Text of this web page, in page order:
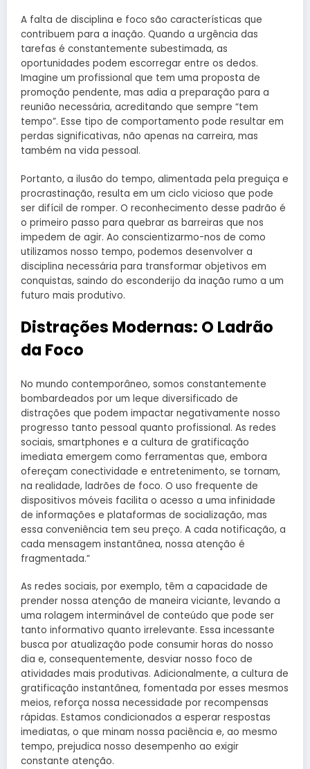
A falta de disciplina e foco são características que
contribuem para a inação. Quando a urgência das
tarefas é constantemente subestimada, as
oportunidades podem escorregar entre os dedos.
Imagine um profissional que tem uma proposta de
promoção pendente, mas adia a preparação para a
reunião necessária, acreditando que sempre “tem
tempo”. Esse tipo de comportamento pode resultar em
perdas significativas, não apenas na carreira, mas
também na vida pessoal.
Portanto, a ilusão do tempo, alimentada pela preguiça e
procrastinação, resulta em um ciclo vicioso que pode
ser difícil de romper. O reconhecimento desse padrão é
o primeiro passo para quebrar as barreiras que nos
impedem de agir. Ao conscientizarmo-nos de como
utilizamos nosso tempo, podemos desenvolver a
disciplina necessária para transformar objetivos em
conquistas, saindo do esconderijo da inação rumo a um
futuro mais produtivo.
Distrações Modernas: O Ladrão
da Foco
No mundo contemporâneo, somos constantemente
bombardeados por um leque diversificado de
distrações que podem impactar negativamente nosso
progresso tanto pessoal quanto profissional. As redes
sociais, smartphones e a cultura de gratificação
imediata emergem como ferramentas que, embora
ofereçam conectividade e entretenimento, se tornam,
na realidade, ladrões de foco. O uso frequente de
dispositivos móveis facilita o acesso a uma infinidade
de informações e plataformas de socialização, mas
essa conveniência tem seu preço. A cada notificação, a
cada mensagem instantânea, nossa atenção é
fragmentada.”
As redes sociais, por exemplo, têm a capacidade de
prender nossa atenção de maneira viciante, levando a
uma rolagem interminável de conteúdo que pode ser
tanto informativo quanto irrelevante. Essa incessante
busca por atualização pode consumir horas do nosso
dia e, consequentemente, desviar nosso foco de
atividades mais produtivas. Adicionalmente, a cultura de
gratificação instantânea, fomentada por esses mesmos
meios, reforça nossa necessidade por recompensas
rápidas. Estamos condicionados a esperar respostas
imediatas, o que minam nossa paciência e, ao mesmo
tempo, prejudica nosso desempenho ao exigir
constante atenção.